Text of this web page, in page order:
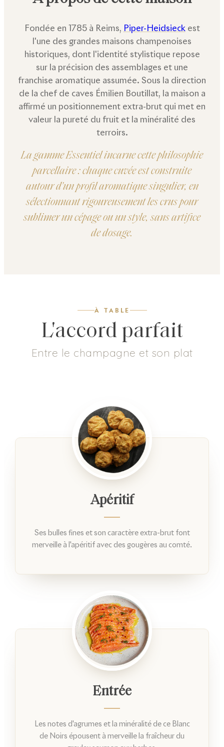
Fondée en 1785 à Reims, Piper-Heidsieckest
l'une des grandes maisons champenoises
historiques, dont l'identité stylistique repose
sur la précision des assemblages et une
franchise aromatique assumée. Sous la direction
de la chef de caves Émilien Boutillat, la maison a
affirmé un positionnement extra-brut qui met en
valeur la pureté du fruit et la minéralité des
terroirs.
La gamme Essentiel incarne cette philosophie
parcellaire : chaque cuvée est construite
autour d'un profil aromatique singulier, en
sélectionnant rigoureusement les crus pour
sublimer un cépage ou un style, sans artifice
de dosage.
À TABLE
L'accord parfait
Entre le champagne et son plat
Apéritif
Ses bulles fines et son caractère extra-brut font
merveille à l'apéritif avec des gougères au comté.
Entrée
Les notes d'agrumes et la minéralité de ce Blanc
de Noirs épousent à merveille la fraîcheur du